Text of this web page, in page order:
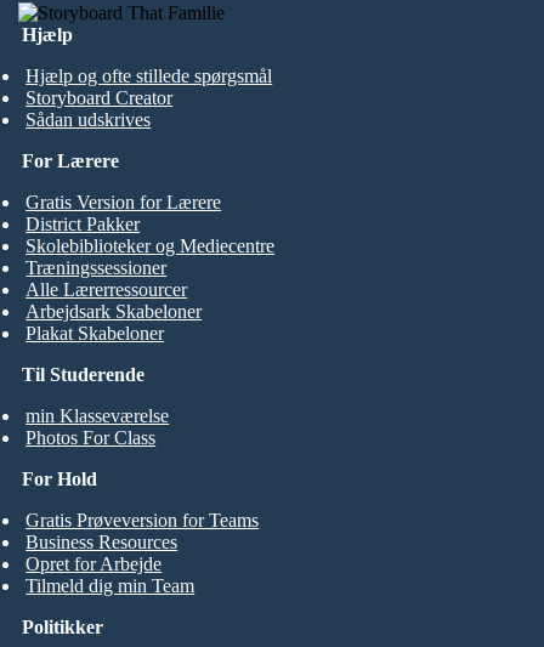
Hjælp
Hjælp og ofte stillede spørgsmål
Storyboard Creator
Sådan udskrives
Til Studerende
min Klasseværelse
Photos For Class
For Lærere
Gratis Version for Lærere
District Pakker
Skolebiblioteker og Mediecentre
Træningssessioner
Alle Lærerressourcer
Arbejdsark Skabeloner
Plakat Skabeloner
For Hold
Gratis Prøveversion for Teams
Business Resources
Opret for Arbejde
Tilmeld dig min Team
Politikker